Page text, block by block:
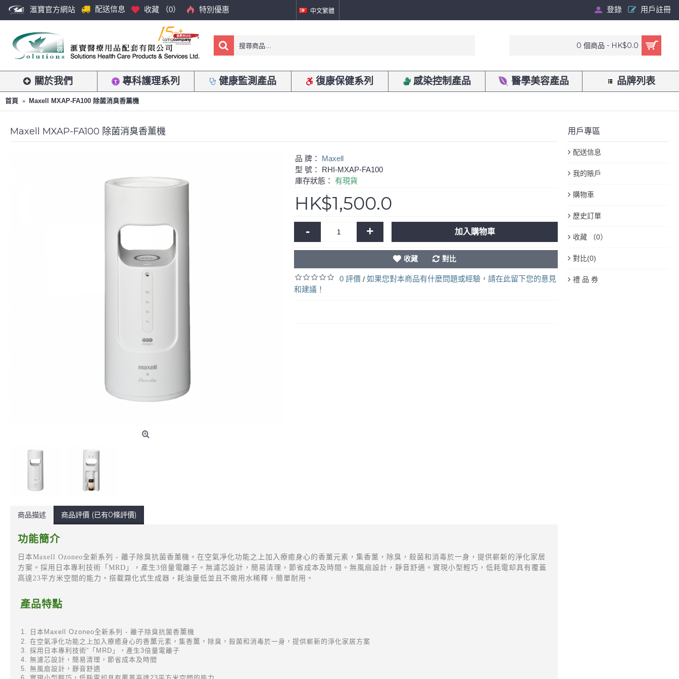
滙寶官方網站 配送信息 收藏 （0） 特別優惠 中文繁體 登錄 用戶註冊
0 個商品 - HK$0.0
關於我們 專科護理系列 健康監測產品 復康保健系列 感染控制產品 醫學美容產品 品牌列表
首頁 Maxell MXAP-FA100 除菌消臭香薰機
用戶專區
配送信息
我的賬戶
購物車
歷史訂單
收藏 （0）
對比(0)
禮 品 券
Maxell MXAP-FA100 除菌消臭香薰機
品 牌： Maxell
型 號： RHI-MXAP-FA100
庫存狀態： 有現貨
HK$1,500.0
- + 加入購物車
收藏 對比
0 評價 / 如果您對本商品有什麼問題或經驗，請在此留下您的意見
和建議！
商品描述 商品評價 (已有0條評價)
功能簡介
日本Maxell Ozoneo全新系列 - 離子除臭抗菌香薰機。在空氣凈化功能之上加入療癒身心的香薰 元素，集香薰 ，除臭，殺菌和消毒於一身，提供嶄新的淨化家居
方案。採用日本專利技術「MRD」，產生3倍量電離子。無濾芯設計，簡易清理，節省成本及時間。無風扇設計，靜音舒適。實現小型輕巧，低耗電却具有覆蓋
高達23平方米空間的能力。搭載霧化式生成器，耗油量低並且不需用水稀釋，簡單耐用。
產品特點
日本Maxell Ozoneo全新系列 - 離子除臭抗菌香薰機
在空氣凈化功能之上加入療癒身心的香薰元素，集香薰 ，除臭，殺菌和消毒於一身，提供嶄新的淨化家居方案
採用日本專利技術“「MRD」，產生3倍量電離子
無濾芯設計，簡易清理，節省成本及時間
無風扇設計，靜音舒適